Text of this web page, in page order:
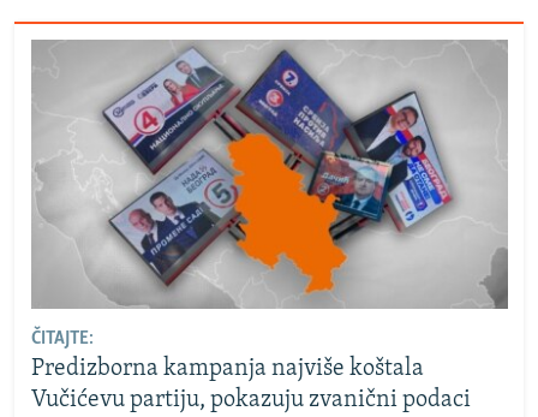
ČITAJTE:
Predizborna kampanja najviše koštala
Vučićevu partiju, pokazuju zvanični podaci